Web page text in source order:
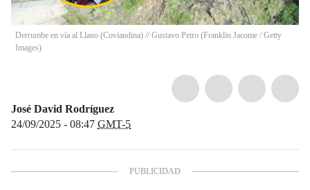
Derrumbe en vía al Llano (Coviandina) // Gustavo Petro (Franklin Jacome / Getty
Images)
José David Rodríguez
24/09/2025 - 08:47 GMT-5